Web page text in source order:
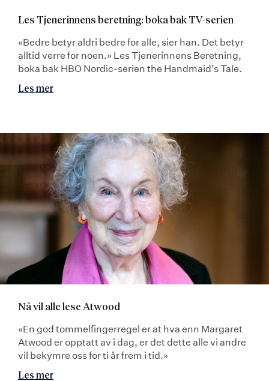
Les Tjenerinnens beretning: boka bak TV-serien
«Bedre betyr aldri bedre for alle, sier han. Det betyr
alltid verre for noen.» Les Tjenerinnens Beretning,
boka bak HBO Nordic-serien the Handmaid’s Tale.
Les mer
Nå vil alle lese Atwood
«En god tommelfingerregel er at hva enn Margaret
Atwood er opptatt av i dag, er det dette alle vi andre
vil bekymre oss for ti år frem i tid.»
Les mer